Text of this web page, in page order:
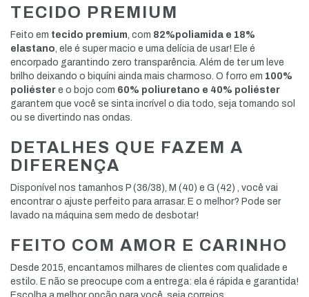
TECIDO PREMIUM
Feito em tecido premium, com 82%poliamida e 18%
elastano, ele é super macio e uma delícia de usar! Ele é
encorpado garantindo zero transparência. Além de ter um leve
brilho deixando o biquíni ainda mais charmoso. O forro em 100%
poliéster e o bojo com 60% poliuretano e 40% poliéster
garantem que você se sinta incrível o dia todo, seja tomando sol
ou se divertindo nas ondas.
DETALHES QUE FAZEM A
DIFERENÇA
Disponível nos tamanhos P (36/38), M (40) e G (42) , você vai
encontrar o ajuste perfeito para arrasar. E o melhor? Pode ser
lavado na máquina sem medo de desbotar!
FEITO COM AMOR E CARINHO
Desde 2015, encantamos milhares de clientes com qualidade e
estilo. E não se preocupe com a entrega: ela é rápida e garantida!